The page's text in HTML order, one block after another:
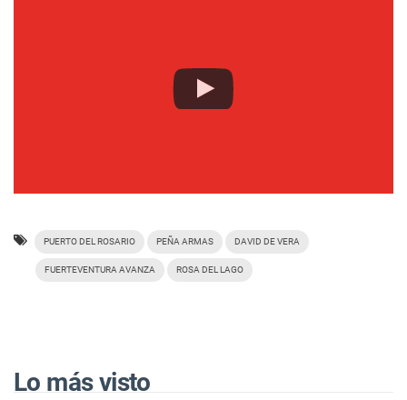
PUERTO DEL ROSARIO PEÑA ARMAS DAVID DE VERA
FUERTEVENTURA AVANZA ROSA DEL LAGO
Lo más visto